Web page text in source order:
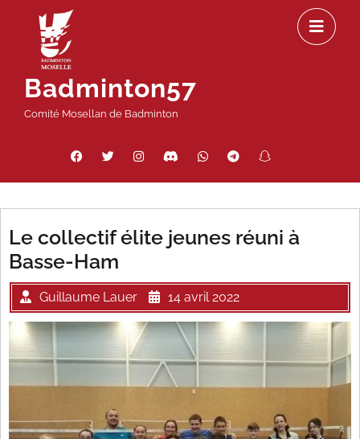
contenu
Badminton57
Comité Mosellan de Badminton
Facebook
Twitter InstagramDiscordWhatsAppTelegram
Le collectif élite jeunes réuni à
Basse-Ham
Guillaume Lauer 14 avril 2022